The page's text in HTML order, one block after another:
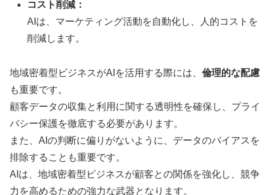
コスト削減：
AIは、マーケティング活動を自動化し、人的コストを
削減します。
地域密着型ビジネスがAIを活用する際には、 倫理的な配慮
も重要です。
顧客データの収集と利用に関する透明性を確保し、プライ
バシー保護を徹底する必要があります。
また、AIの判断に偏りがないように、データのバイアスを
排除することも重要です。
AIは、地域密着型ビジネスが顧客との関係を強化し、競争
力を高めるための強力な武器となります。